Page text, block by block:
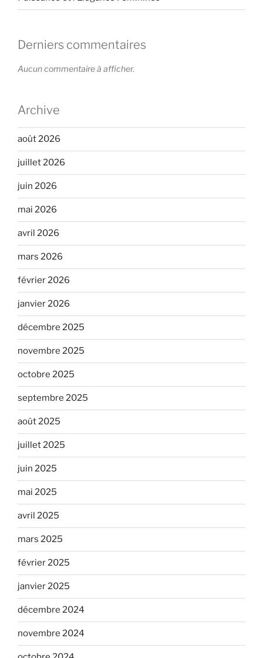
Derniers commentaires
Aucun commentaire à afficher.
Archive
août 2026
juillet 2026
juin 2026
mai 2026
avril 2026
mars 2026
février 2026
janvier 2026
décembre 2025
novembre 2025
octobre 2025
septembre 2025
août 2025
juillet 2025
juin 2025
mai 2025
avril 2025
mars 2025
février 2025
janvier 2025
décembre 2024
novembre 2024